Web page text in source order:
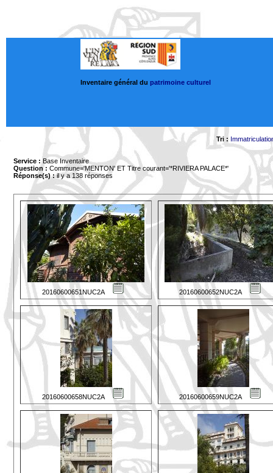
Inventaire général du patrimoine culturel
Tri :
Service : Base Inventaire
Question : Commune='MENTON' ET Titre courant='*RIVIERA PALACE*'
Réponse(s) :il y a 138 réponses
20160600651NUC2A 20160600652NUC2A
20160600658NUC2A 20160600659NUC2A